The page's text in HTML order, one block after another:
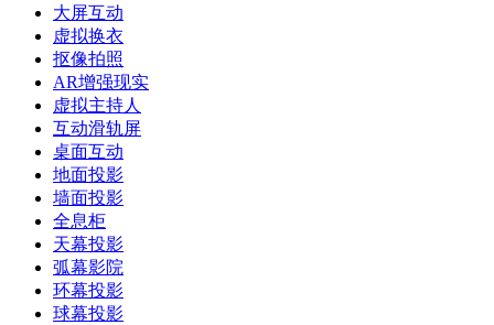
大屏互动
虚拟换衣
抠像拍照
AR增强现实
虚拟主持人
互动滑轨屏
桌面互动
地面投影
墙面投影
全息柜
天幕投影
弧幕影院
环幕投影
球幕投影